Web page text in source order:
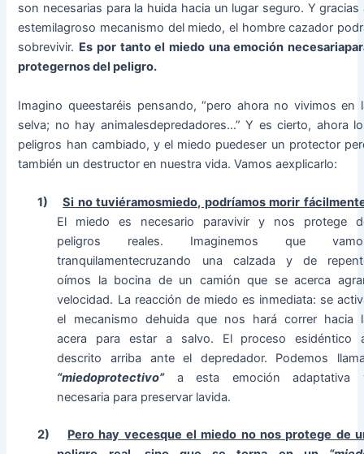
son necesarias para la huida hacia un lugar seguro. Y gracias
estemilagroso mecanismo del miedo, el hombre cazador
sobrevivir. Es por tanto el miedo una emoción
protegernos del peligro.
Imagino queestaréis pensando, “pero ahora no vivimos en
selva; no hay animalesdepredadores…” Y es cierto, ahora
peligros han cambiado, y el miedo puedeser un protector
también un destructor en nuestra vida. Vamos aexplicarlo:
1)
Si no tuviéramosmiedo, podríamos morir
El miedo es necesario paravivir y nos protege
peligros reales. Imaginemos que
tranquilamentecruzando una calzada y de
oímos la bocina de un camión que se acerca
velocidad. La reacción de miedo es inmediata: se
el mecanismo dehuida que nos hará correr hacia
acera para estar a salvo. El proceso esidéntico
descrito arriba ante el depredador. Podemos
“miedoprotectivo”a esta emoción adaptativa
necesaria para preservar lavida.
2)
Pero hay vecesque el miedo no nos protege de